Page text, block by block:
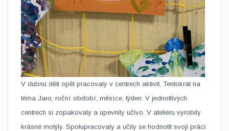
V dubnu děti opět pracovaly v centrech aktivit. Tentokrát na
téma Jaro, roční období, měsíce, týden. V jednotlivých
centrech si zopakovaly a upevnily učivo. V ateliéru vyrobily
krásné motýly. Spolupracovaly a učily se hodnotit svoji práci.